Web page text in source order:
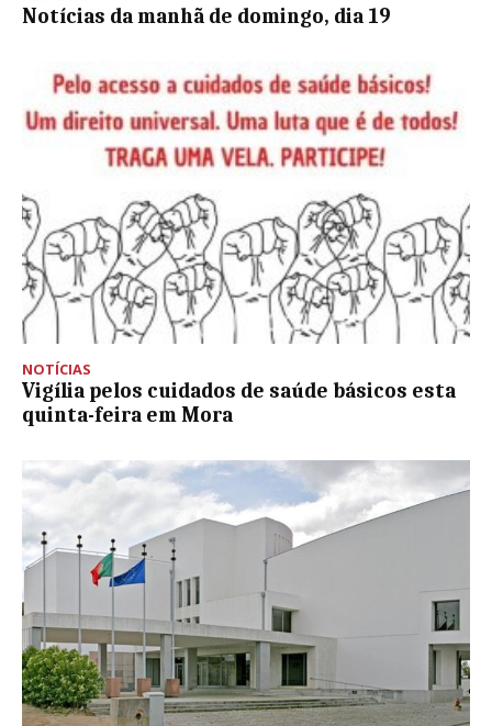
Notícias da manhã de domingo, dia 19
NOTÍCIAS
Vigília pelos cuidados de saúde básicos esta
quinta-feira em Mora